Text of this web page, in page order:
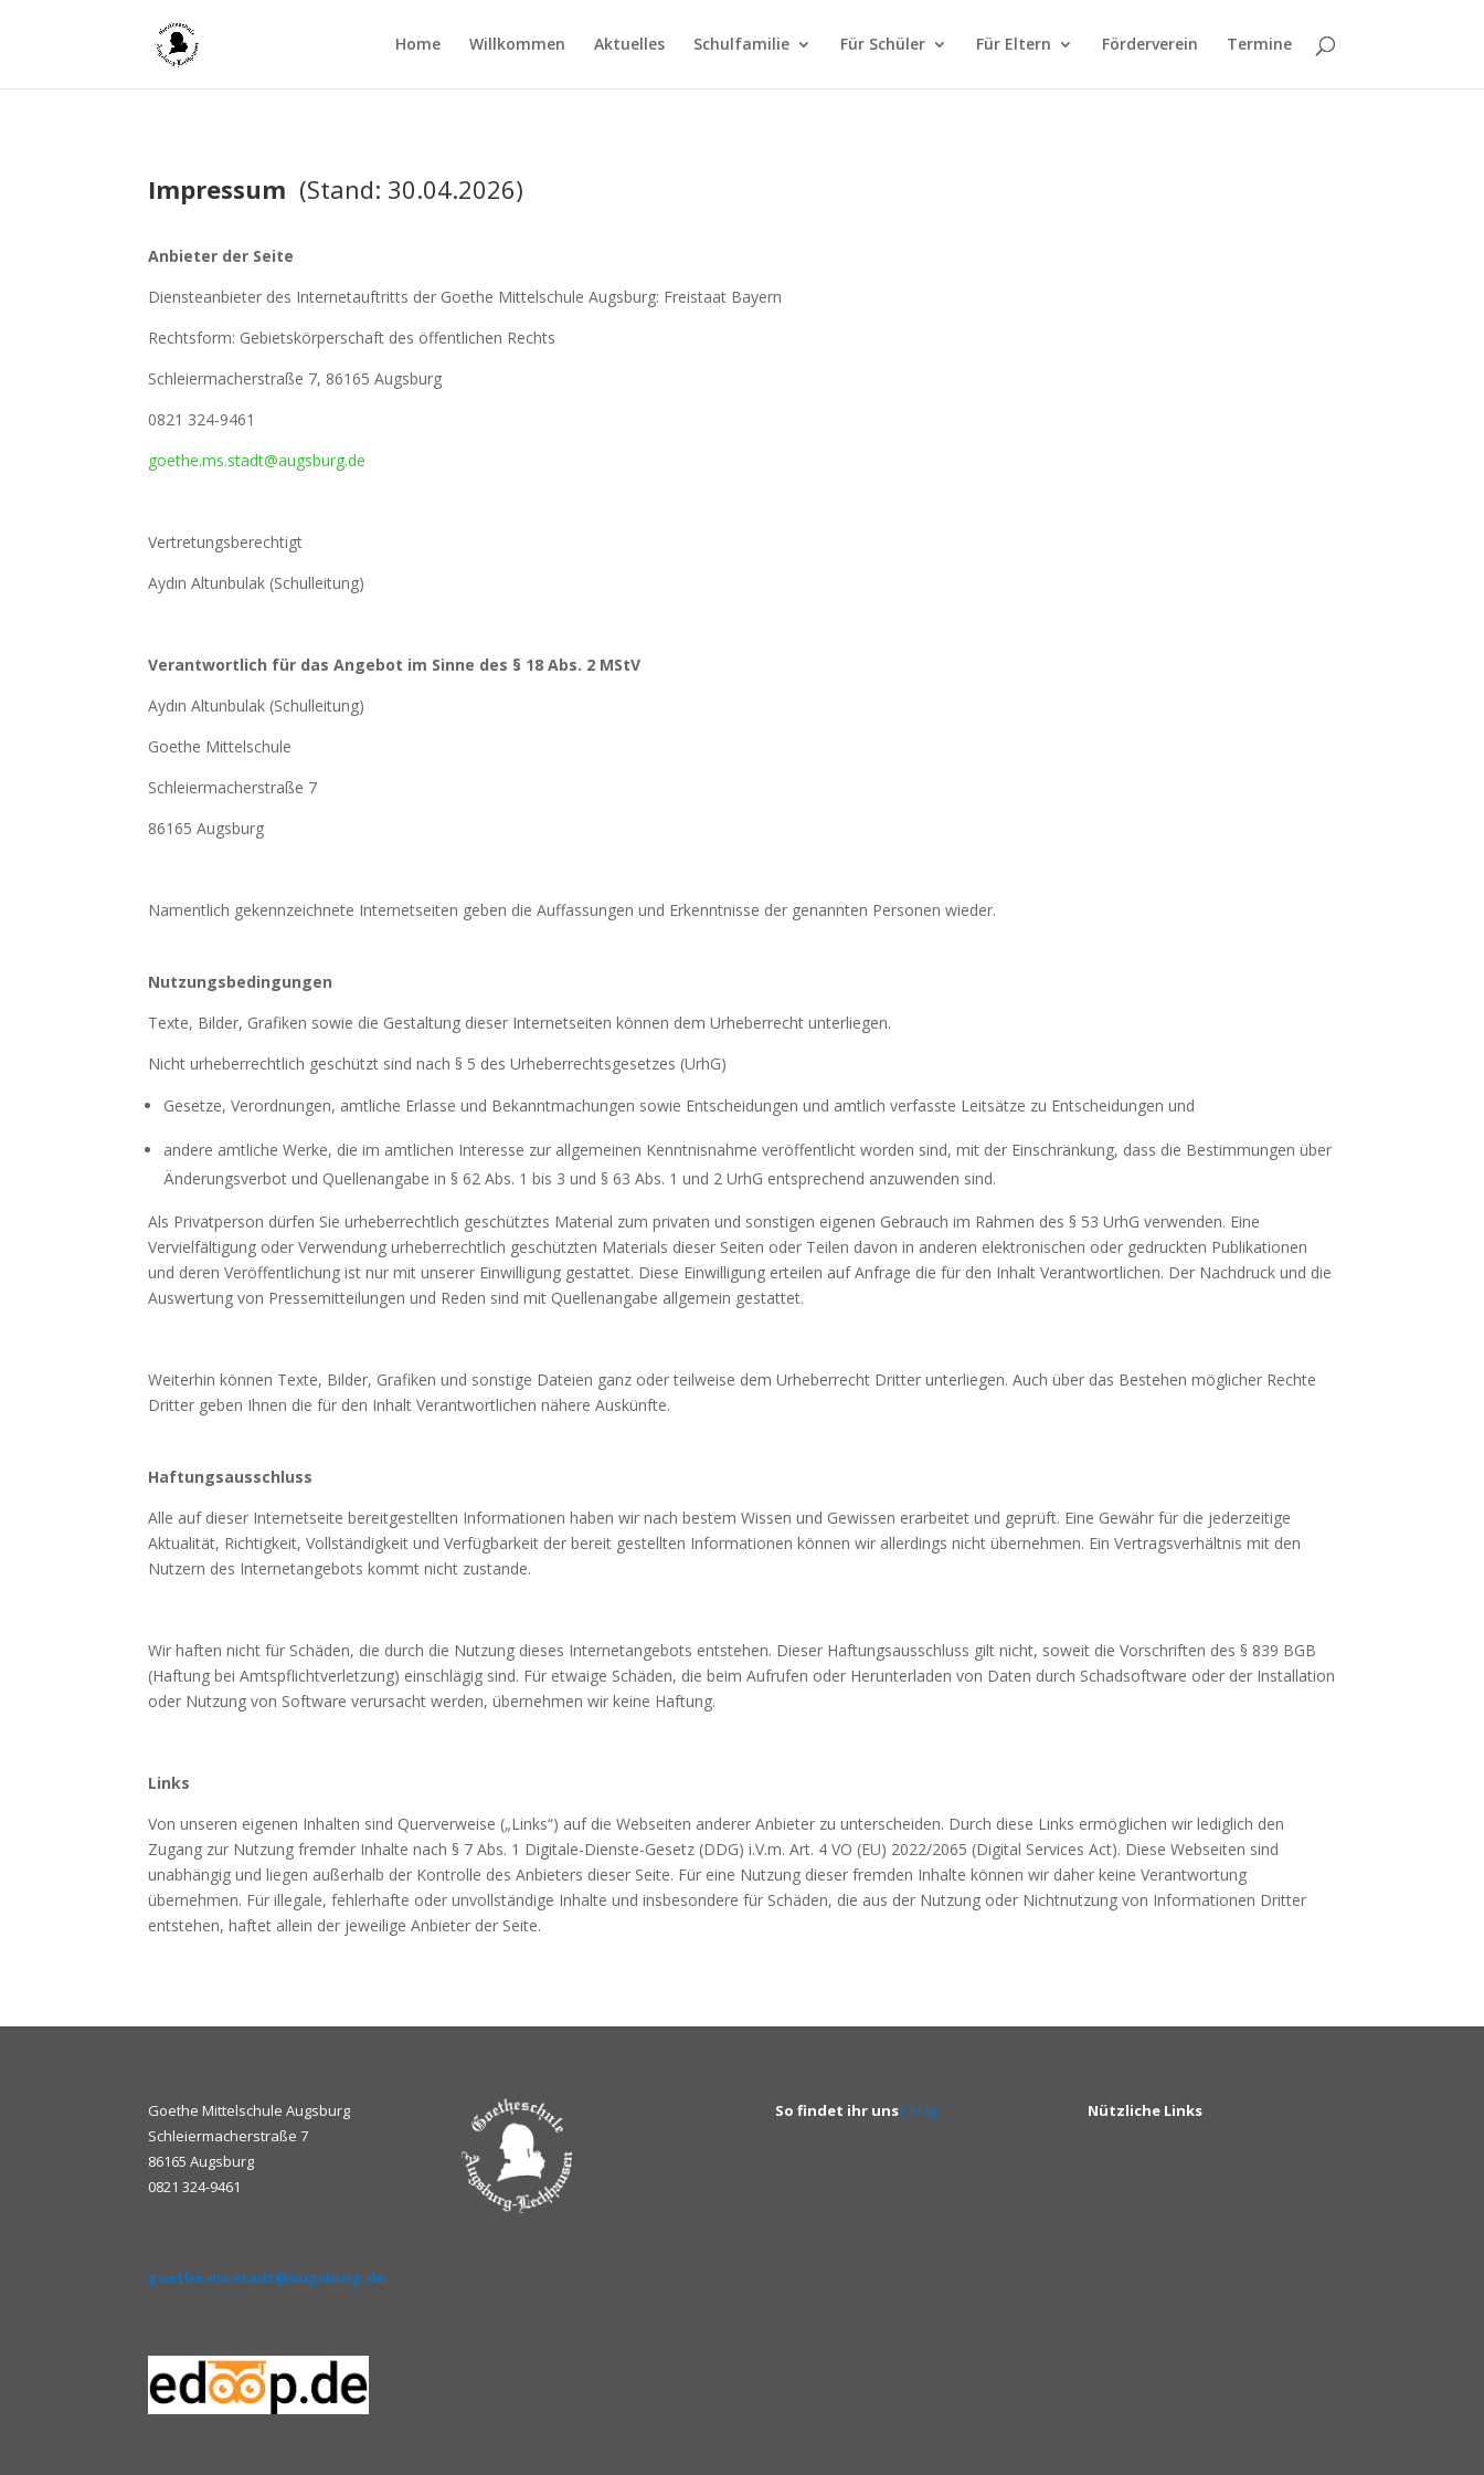
Home Willkommen Aktuelles Schulfamilie Für Schüler Für Eltern Förderverein Termine
Impressum (Stand: 30.04.2026)
Anbieter der Seite
Diensteanbieter des Internetauftritts der Goethe Mittelschule Augsburg: Freistaat Bayern
Rechtsform: Gebietskörperschaft des öffentlichen Rechts
Schleiermacherstraße 7, 86165 Augsburg
0821 324-9461
goethe.ms.stadt@augsburg.de
Vertretungsberechtigt
Aydın Altunbulak (Schulleitung)
Verantwortlich für das Angebot im Sinne des § 18 Abs. 2 MStV
Aydın Altunbulak (Schulleitung)
Goethe Mittelschule
Schleiermacherstraße 7
86165 Augsburg
Namentlich gekennzeichnete Internetseiten geben die Auffassungen und Erkenntnisse der genannten Personen wieder.
Nutzungsbedingungen
Texte, Bilder, Grafiken sowie die Gestaltung dieser Internetseiten können dem Urheberrecht unterliegen.
Nicht urheberrechtlich geschützt sind nach § 5 des Urheberrechtsgesetzes (UrhG)
Gesetze, Verordnungen, amtliche Erlasse und Bekanntmachungen sowie Entscheidungen und amtlich verfasste Leitsätze zu Entscheidungen und
andere amtliche Werke, die im amtlichen Interesse zur allgemeinen Kenntnisnahme veröffentlicht worden sind, mit der Einschränkung, dass die Bestimmungen über
Änderungsverbot und Quellenangabe in § 62 Abs. 1 bis 3 und § 63 Abs. 1 und 2 UrhG entsprechend anzuwenden sind.
Als Privatperson dürfen Sie urheberrechtlich geschütztes Material zum privaten und sonstigen eigenen Gebrauch im Rahmen des § 53 UrhG verwenden. Eine
Vervielfältigung oder Verwendung urheberrechtlich geschützten Materials dieser Seiten oder Teilen davon in anderen elektronischen oder gedruckten Publikationen
und deren Veröffentlichung ist nur mit unserer Einwilligung gestattet. Diese Einwilligung erteilen auf Anfrage die für den Inhalt Verantwortlichen. Der Nachdruck und die
Auswertung von Pressemitteilungen und Reden sind mit Quellenangabe allgemein gestattet.
Weiterhin können Texte, Bilder, Grafiken und sonstige Dateien ganz oder teilweise dem Urheberrecht Dritter unterliegen. Auch über das Bestehen möglicher Rechte
Dritter geben Ihnen die für den Inhalt Verantwortlichen nähere Auskünfte.
Haftungsausschluss
Alle auf dieser Internetseite bereitgestellten Informationen haben wir nach bestem Wissen und Gewissen erarbeitet und geprüft. Eine Gewähr für die jederzeitige
Aktualität, Richtigkeit, Vollständigkeit und Verfügbarkeit der bereit gestellten Informationen können wir allerdings nicht übernehmen. Ein Vertragsverhältnis mit den
Nutzern des Internetangebots kommt nicht zustande.
Wir haften nicht für Schäden, die durch die Nutzung dieses Internetangebots entstehen. Dieser Haftungsausschluss gilt nicht, soweit die Vorschriften des § 839 BGB
(Haftung bei Amtspflichtverletzung) einschlägig sind. Für etwaige Schäden, die beim Aufrufen oder Herunterladen von Daten durch Schadsoftware oder der Installation
oder Nutzung von Software verursacht werden, übernehmen wir keine Haftung.
Links
Von unseren eigenen Inhalten sind Querverweise („Links“) auf die Webseiten anderer Anbieter zu unterscheiden. Durch diese Links ermöglichen wir lediglich den
Zugang zur Nutzung fremder Inhalte nach § 7 Abs. 1 Digitale-Dienste-Gesetz (DDG) i.V.m. Art. 4 VO (EU) 2022/2065 (Digital Services Act). Diese Webseiten sind
unabhängig und liegen außerhalb der Kontrolle des Anbieters dieser Seite. Für eine Nutzung dieser fremden Inhalte können wir daher keine Verantwortung
übernehmen. Für illegale, fehlerhafte oder unvollständige Inhalte und insbesondere für Schäden, die aus der Nutzung oder Nichtnutzung von Informationen Dritter
entstehen, haftet allein der jeweilige Anbieter der Seite.
Goethe Mittelschule Augsburg
Schleiermacherstraße 7
86165 Augsburg
0821 324-9461
goethe.ms.stadt@augsburg.de
So findet ihr uns1 Map Nützliche Links